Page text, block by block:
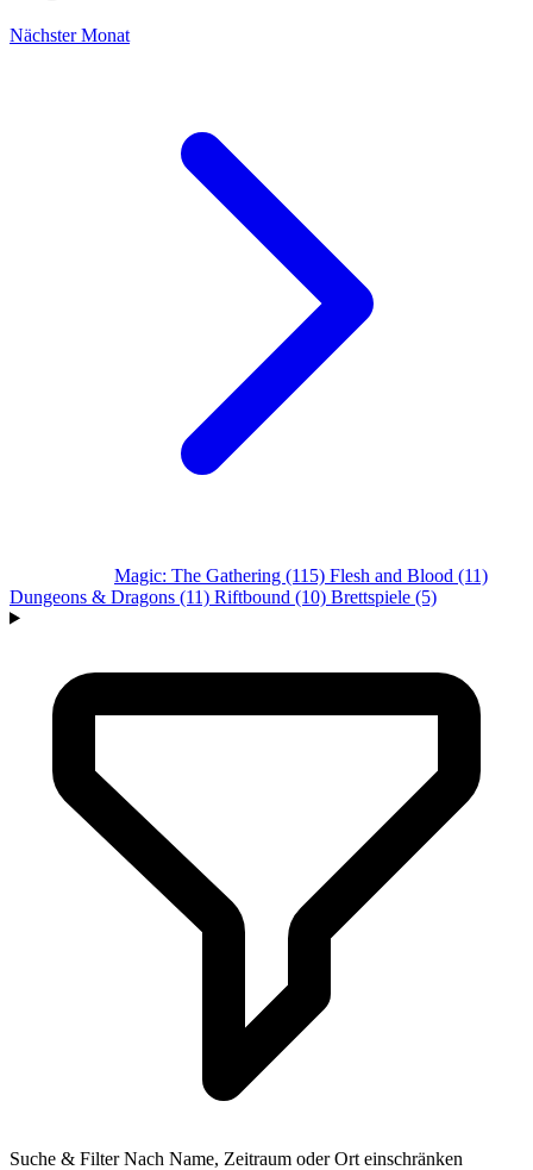
Nächster Monat
Magic: The Gathering (115) Flesh and Blood (11)
Dungeons & Dragons (11) Riftbound (10) Brettspiele (5)
Suche & FilterNach Name, Zeitraum oder Ort einschränken